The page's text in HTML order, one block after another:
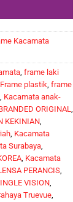
Kacamata
, frame laki
Frame plastik, frame
, Kacamata anak-
ORIGINAL,
KEKINIAN,
, Kacamata
Surabaya,
, Kacamata
PERANCIS,
VISION,
Truevue,